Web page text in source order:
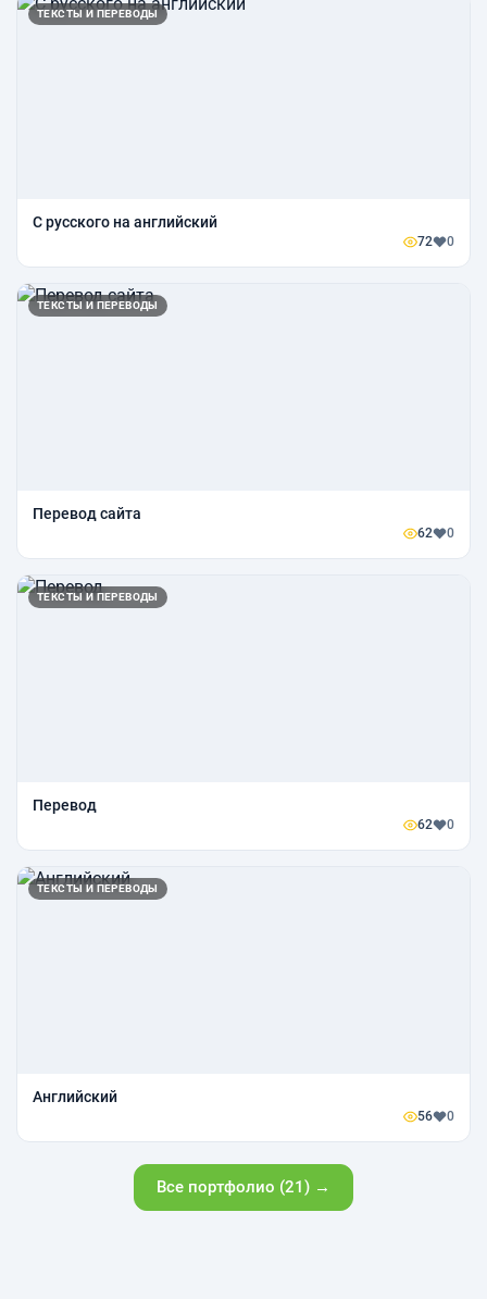
ТЕКСТЫ И ПЕРЕВОДЫ
С русского на английский
72 0
ТЕКСТЫ И ПЕРЕВОДЫ
Перевод сайта
62 0
ТЕКСТЫ И ПЕРЕВОДЫ
Перевод
62 0
ТЕКСТЫ И ПЕРЕВОДЫ
Английский
56 0
Все портфолио (21) →